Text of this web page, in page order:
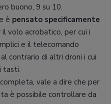
buono, 9 su 10.
è pensato specificamente
il volo acrobatico, per cui i
e il telecomando
contrario di altri droni i cui
tasti.
vale a dire che per
è possibile controllare da